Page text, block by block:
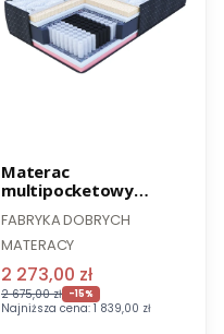
Promocja
Materac
multipocketowy
FABRYKA DOBRYCH
MATERACY
2 273,00 zł
2 675,00 zł -15%
Najniższa cena: 1 839,00 zł